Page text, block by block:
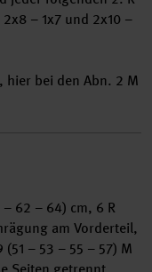
– 1x7 und 2x10 –
hier bei den Abn. 2 M
62 – 64) cm, 6 R
am Vorderteil,
– 53 – 55 – 57) M